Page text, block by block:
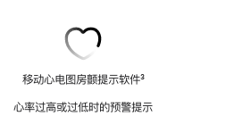
移动心电图房颤提示软件3
心率过高或过低时的预警提示